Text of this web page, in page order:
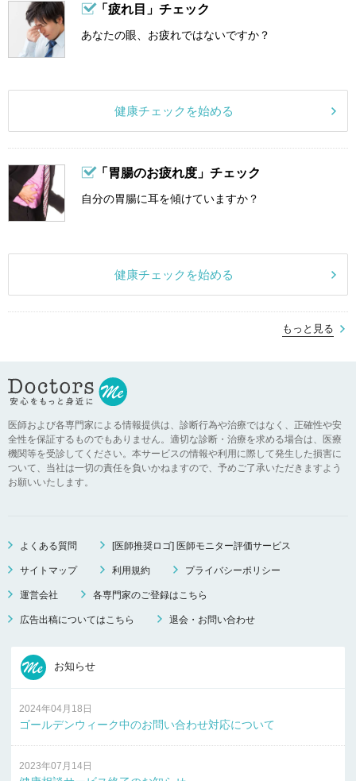
「疲れ目」チェック
あなたの眼、お疲れではないですか？
健康チェックを始める
「胃腸のお疲れ度」チェック
自分の胃腸に耳を傾けていますか？
健康チェックを始める
もっと見る
医師および各専門家による情報提供は、診断行為や治療ではなく、正確性や安
全性を保証するものでもありません。適切な診断・治療を求める場合は、医療
機関等を受診してください。本サービスの情報や利用に際して発生した損害に
ついて、当社は一切の責任を負いかねますので、予めご了承いただきますよう
お願いいたします。
よくある質問 [医師推奨ロゴ] 医師モニター評価サービス
サイトマップ 利用規約 プライバシーポリシー
運営会社 各専門家のご登録はこちら
広告出稿についてはこちら 退会・お問い合わせ
お知らせ
2024年04月18日
ゴールデンウィーク中のお問い合わせ対応について
2023年07月14日